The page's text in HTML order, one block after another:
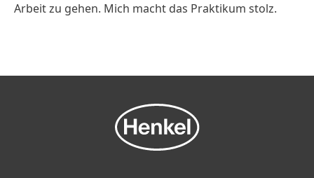
Arbeit zu gehen. Mich macht das Praktikum stolz.